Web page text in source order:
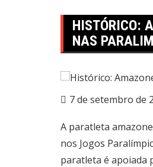
HISTÓRICO:
NAS
7 de setembro de
A paratleta
nos Jogos
paratleta é apoiada